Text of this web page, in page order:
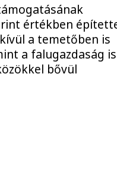
értékben
a temetőben is
a falugazdaság
bővül